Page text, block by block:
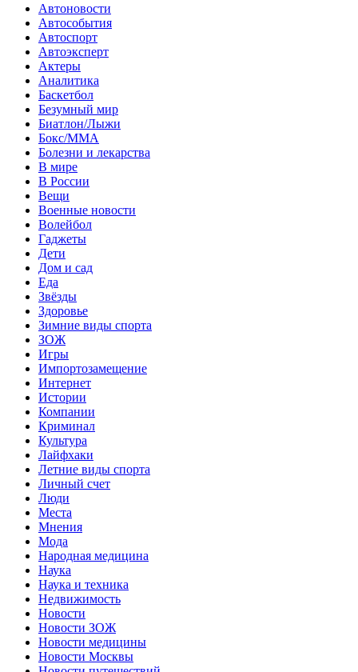
Автоновости
Автособытия
Автоспорт
Автоэксперт
Актеры
Аналитика
Баскетбол
Безумный мир
Биатлон/Лыжи
Бокс/MMA
Болезни и лекарства
В мире
В России
Вещи
Военные новости
Волейбол
Гаджеты
Дети
Дом и сад
Еда
Звёзды
Здоровье
Зимние виды спорта
ЗОЖ
Игры
Импортозамещение
Интернет
Истории
Компании
Криминал
Культура
Лайфхаки
Летние виды спорта
Личный счет
Люди
Места
Мнения
Мода
Народная медицина
Наука
Наука и техника
Недвижимость
Новости
Новости ЗОЖ
Новости медицины
Новости Москвы